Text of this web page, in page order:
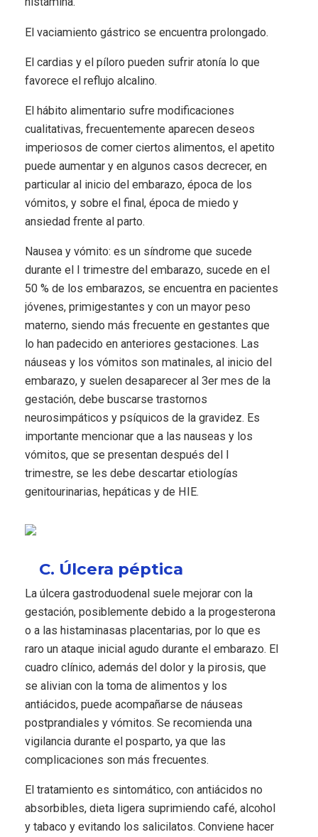
El vaciamiento gástrico se encuentra prolongado.
El cardias y el píloro pueden sufrir atonía lo que
favorece el reflujo alcalino.
El hábito alimentario sufre modificaciones
cualitativas, frecuentemente aparecen deseos
imperiosos de comer ciertos alimentos, el apetito
puede aumentar y en algunos casos decrecer, en
particular al inicio del embarazo, época de los
vómitos, y sobre el final, época de miedo y
ansiedad frente al parto.
Nausea y vómito: es un síndrome que sucede
durante el I trimestre del embarazo, sucede en el
50 % de los embarazos, se encuentra en pacientes
jóvenes, primigestantes y con un mayor peso
materno, siendo más frecuente en gestantes que
lo han padecido en anteriores gestaciones. Las
náuseas y los vómitos son matinales, al inicio del
embarazo, y suelen desaparecer al 3er mes de la
gestación, debe buscarse trastornos
neurosimpáticos y psíquicos de la gravidez. Es
importante mencionar que a las nauseas y los
vómitos, que se presentan después del I
trimestre, se les debe descartar etiologías
genitourinarias, hepáticas y de HIE.
C. Úlcera péptica
La úlcera gastroduodenal suele mejorar con la
gestación, posiblemente debido a la progesterona
o a las histaminasas placentarias, por lo que es
raro un ataque inicial agudo durante el embarazo. El
cuadro clínico, además del dolor y la pirosis, que
se alivian con la toma de alimentos y los
antiácidos, puede acompañarse de náuseas
postprandiales y vómitos. Se recomienda una
vigilancia durante el posparto, ya que las
complicaciones son más frecuentes.
El tratamiento es sintomático, con antiácidos no
absorbibles, dieta ligera suprimiendo café, alcohol
y tabaco y evitando los salicilatos. Conviene hacer